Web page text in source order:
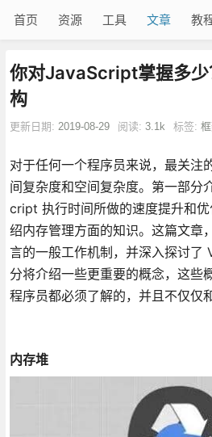
首页 资源 工具 文章 教
你对JavaScript掌握多
构
更新日期: 2019-08-29 阅读: 3.1k 标签:
对于任何一个程序员来说，最关注
间复杂度和空间复杂度。第一部分
cript 执行时间所做的速度提升和
绍内存管理方面的知识。这篇文章
言的一般工作机制，并深入探讨了
分将介绍一些更重要的概念，这
程序员都必须了解的，并且不仅仅
内存堆